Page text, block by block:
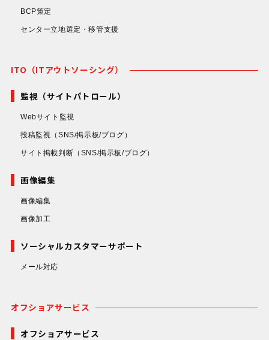
BCP策定
センター立地選定・移管支援
ITO（ITアウトソーシング）
監視（サイトパトロール）
Webサイト監視
投稿監視 （SNS/掲示板/ブログ）
サイト掲載判断 （SNS/掲示板/ブログ）
画像編集
画像編集
画像加工
ソーシャルカスタマーサポート
メール対応
オフショアサービス
オフショアサービス